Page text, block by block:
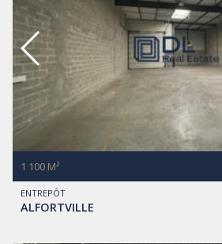
ENTREPÔT
ALFORTVILLE
1 100 M²